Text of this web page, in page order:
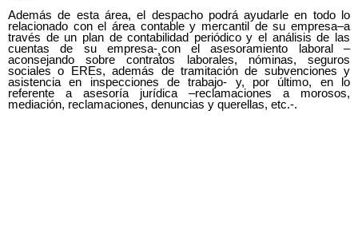
Además de esta área, el despacho podrá ayudarle en todo lo
relacionado con el área contable y mercantil de su empresa–a
través de un plan de contabilidad periódico y el análisis de las
cuentas de su empresa-¸con el asesoramiento laboral –
aconsejando sobre contratos laborales, nóminas, seguros
sociales o EREs, además de tramitación de subvenciones y
asistencia en inspecciones de trabajo- y, por último, en lo
referente a asesoría jurídica –reclamaciones a morosos,
mediación, reclamaciones, denuncias y querellas, etc.-.